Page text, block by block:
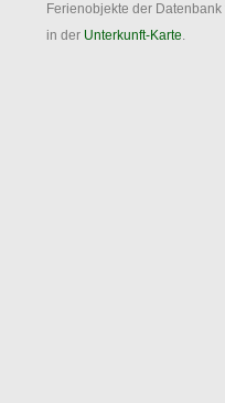
Ferienobjekte der
in der Unterkunft-Karte.